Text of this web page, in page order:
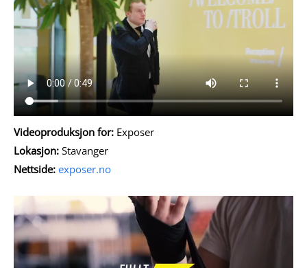
Videoproduksjon for: Exposer
Lokasjon: Stavanger
Nettside: exposer.no